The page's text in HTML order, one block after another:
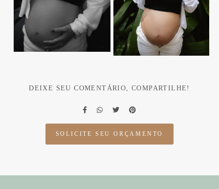
DEIXE SEU COMENTÁRIO, COMPARTILHE!
SOLICITE SEU ORÇAMENTO